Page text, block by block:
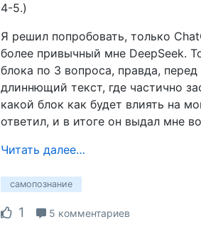
4-5.)
Я решил попробовать, только
более привычный мне DeepSeek.
блока по 3 вопроса, правда,
длиннющий текст, где частично
какой блок как будет влиять на
ответил, и в итоге он выдал мне
Читать далее…
самопознание
1 5 комментариев